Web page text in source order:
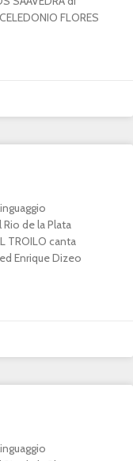
FLORES
de la Plata
TROILO canta
Enrique Dizeo